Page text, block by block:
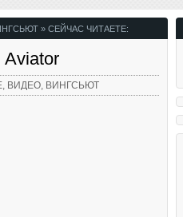
» СЕЙЧАС ЧИТАЕТЕ:
Aviator
ВИДЕО ВИНГСЬЮТ